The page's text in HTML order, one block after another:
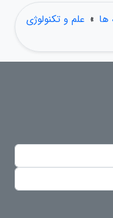
ها » علم و تکنولوژی